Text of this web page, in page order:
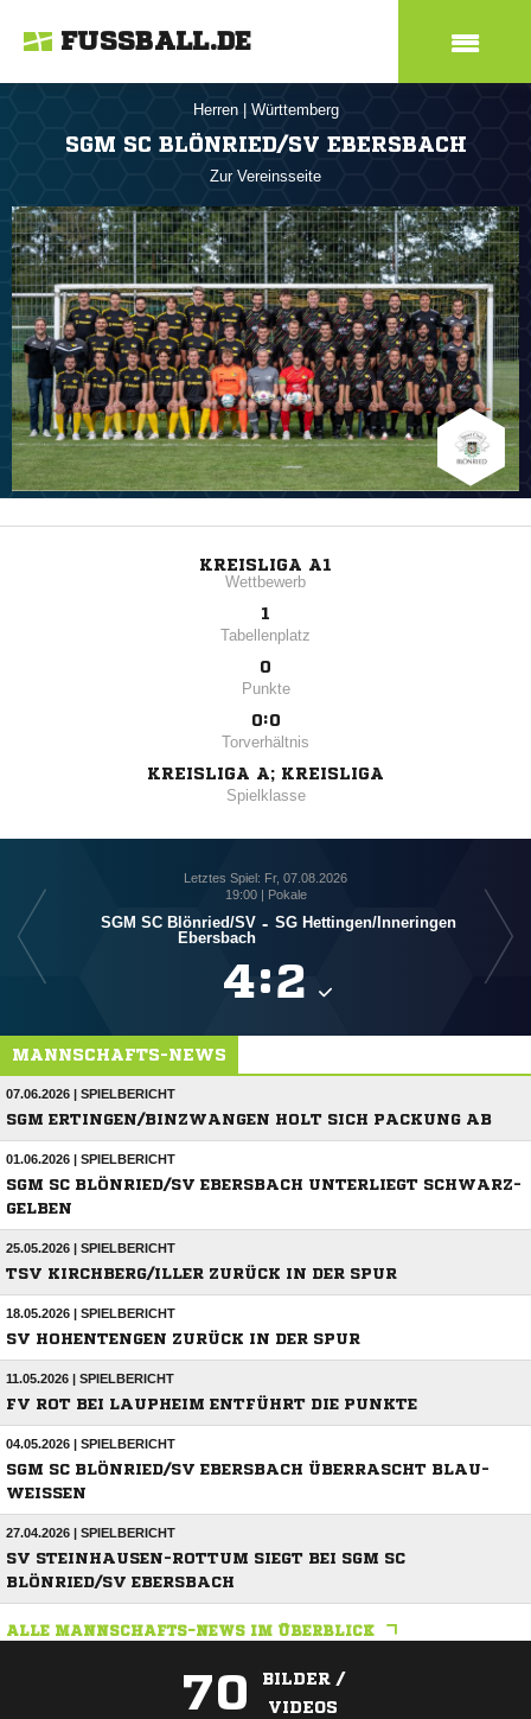
FUSSBALL.DE
Herren Württemberg
SGM SC BLÖNRIED/SV EBERSBACH
Zur Vereinsseite
KREISLIGA A1
Wettbewerb
1
Tabellenplatz
0
Punkte
0:0
Torverhältnis
KREISLIGA A; KREISLIGA
Spielklasse
Letztes Spiel: Fr, 07.08.2026
19:00 | Pokale
SGM SC Blönried/​SV
Ebersbach
- SG Hettingen/​Inneringen
:
MANNSCHAFTS-NEWS
07.06.2026 | SPIELBERICHT
SGM ERTINGEN/BINZWANGEN HOLT SICH PACKUNG AB
01.06.2026 | SPIELBERICHT
SGM SC BLÖNRIED/SV EBERSBACH UNTERLIEGT SCHWARZ-
GELBEN
25.05.2026 | SPIELBERICHT
TSV KIRCHBERG/ILLER ZURÜCK IN DER SPUR
18.05.2026 | SPIELBERICHT
SV HOHENTENGEN ZURÜCK IN DER SPUR
11.05.2026 | SPIELBERICHT
FV ROT BEI LAUPHEIM ENTFÜHRT DIE PUNKTE
04.05.2026 | SPIELBERICHT
SGM SC BLÖNRIED/SV EBERSBACH ÜBERRASCHT BLAU-
WEISSEN
27.04.2026 | SPIELBERICHT
SV STEINHAUSEN-ROTTUM SIEGT BEI SGM SC
BLÖNRIED/SV EBERSBACH
ALLE MANNSCHAFTS-NEWS IM ÜBERBLICK
70
BILDER /
VIDEOS